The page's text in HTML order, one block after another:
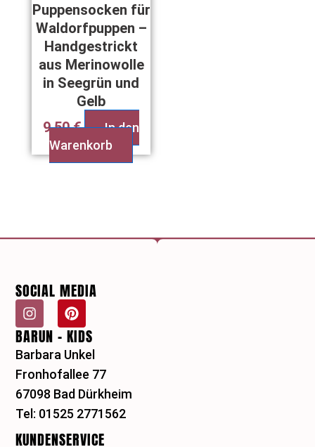
Puppensocken für
Waldorfpuppen –
Handgestrickt
aus Merinowolle
in Seegrün und
Gelb
9,50€
In den
Warenkorb
SOCIAL MEDIA
I
n
s
t
a
g
r
a
m
P
i
n
t
e
r
e
s
t
BARUN - KIDS
Barbara Unkel
Fronhofallee 77
67098 Bad Dürkheim
Tel: 01525 2771562
KUNDENSERVICE